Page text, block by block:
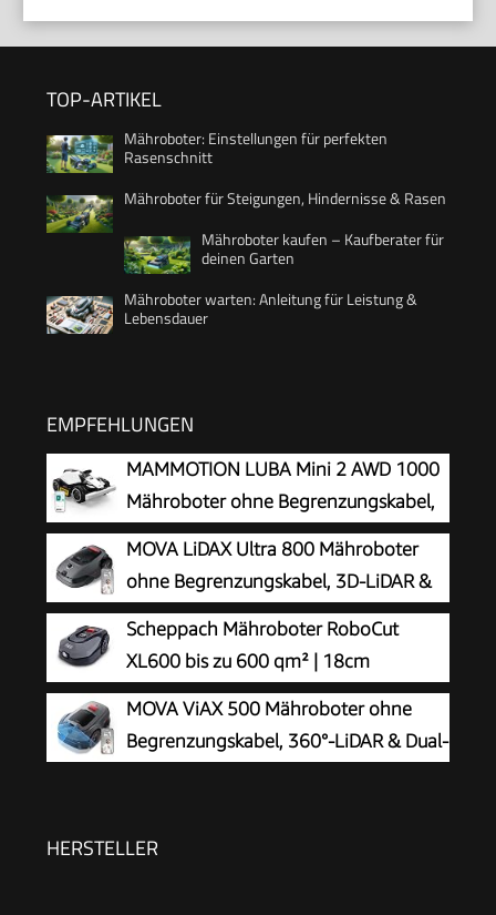
TOP-ARTIKEL
Mähroboter: Einstellungen für perfekten
Rasenschnitt
Mähroboter für Steigungen, Hindernisse & Rasen
Mähroboter kaufen – Kaufberater für
deinen Garten
Mähroboter warten: Anleitung für Leistung &
Lebensdauer
EMPFEHLUNGEN
MAMMOTION LUBA Mini 2 AWD 1000
Mähroboter ohne Begrenzungskabel,
Empf.1000㎡
MOVA LiDAX Ultra 800 Mähroboter
ohne Begrenzungskabel, 3D-LiDAR &
KI Vision
Scheppach Mähroboter RoboCut
XL600 bis zu 600 qm² | 18cm
Schnittbreite | 20-60 mm Schnitthöhe
| Regensensor | WiFi & BT | App gesteuert | 35%
Steigung | mit Station, 9 Messer, 130m Kabel &
MOVA ViAX 500 Mähroboter ohne
Begrenzungskabel, 360°-LiDAR & Dual-
HERSTELLER